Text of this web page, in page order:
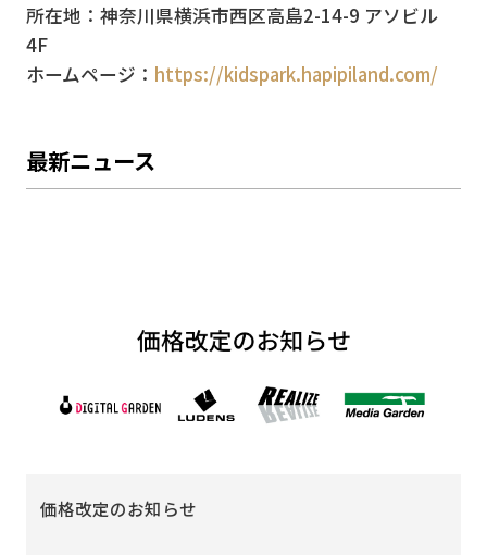
所在地：神奈川県横浜市西区高島2-14-9 アソビル
4F
ホームページ： https://kidspark.hapipiland.com/
最新ニュース
価格改定のお知らせ